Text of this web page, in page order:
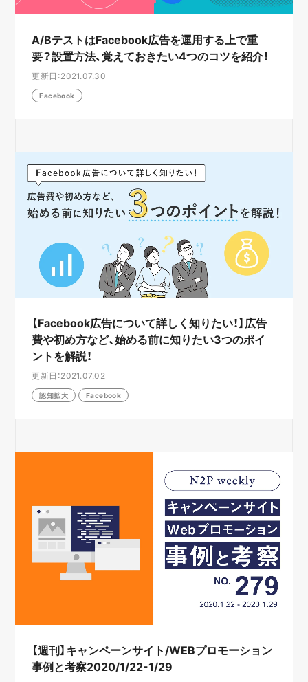
A/BテストはFacebook広告を運用する上で重
要？設置方法、覚えておきたい4つのコツを紹介！
更新日：2021.07.30
Facebook
【Facebook広告について詳しく知りたい！】広告
費や初め方など、始める前に知りたい3つのポイ
ントを解説！
更新日：2021.07.02
認知拡大 Facebook
【週刊】キャンペーンサイト/WEBプロモーション
事例と考察2020/1/22-1/29